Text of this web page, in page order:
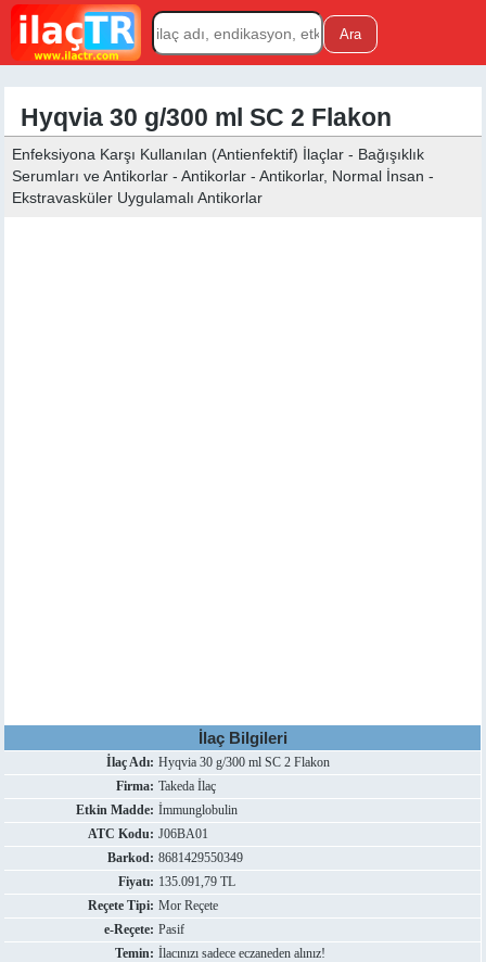
Hyqvia 30 g/300 ml SC 2 Flakon
Enfeksiyona Karşı Kullanılan (Antienfektif) İlaçlar - Bağışıklık
Serumları ve Antikorlar - Antikorlar - Antikorlar, Normal İnsan -
Ekstravasküler Uygulamalı Antikorlar
İlaç Bilgileri
İlaç Adı: Hyqvia 30 g/300 ml SC 2 Flakon
Firma: Takeda İlaç
Etkin Madde: İmmunglobulin
ATC Kodu: J06BA01
Barkod: 8681429550349
Fiyatı: 135.091,79 TL
Reçete Tipi: Mor Reçete
e-Reçete: Pasif
Temin: İlacınızı sadece eczaneden alınız!